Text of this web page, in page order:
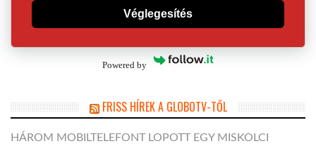
Véglegesítés
Powered by
FRISS HÍREK A GLOBOTV-TŐL
HÁROM MOBILTELEFONT LOPOTT EGY MISKOLCI